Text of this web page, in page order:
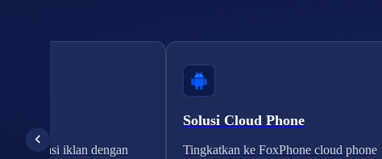
verifikasi iklan dengan
Solusi Cloud Phone
Tingkatkan ke FoxPhone cloud phone